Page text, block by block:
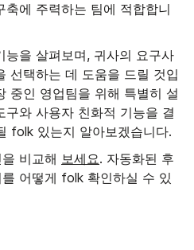
에 주력하는 팀에 적합합니
능을 살펴보며, 귀사의 요구사
선택하는 데 도움을 드릴 것입
중인 영업팀을 위해 특별히 설
와 사용자 친화적 기능을 결
folk 있는지 알아보겠습니다.
비교해 보세요. 자동화된 후
어떻게 folk 확인하실 수 있